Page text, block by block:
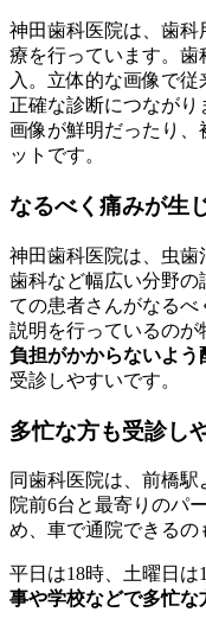
神田歯科医院は、歯科
療を行っています。
入。立体的な画像で
正確な診断につながり
画像が鮮明だったり、
ットです。
なるべく痛みが生
神田歯科医院は、虫
歯科など幅広い分野
ての患者さんがなるべ
説明を行っているのが
負担がかからないよう
受診しやすいです。
多忙な方も受診し
同歯科医院は、前橋駅
院前6台と最寄りのパ
め、車で通院できるの
平日は18時、土曜日は
事や学校などで多忙な